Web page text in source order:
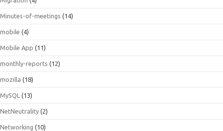
Minutes-of-meetings (14)
mobile (4)
Mobile App (11)
monthly-reports (12)
mozilla (18)
MySQL (13)
NetNeutrality (2)
Networking (10)